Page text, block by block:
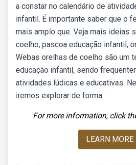
a constar no calendário de
infantil. É importante saber que o
mais amplo que. Veja mais ideias
coelho, pascoa educação infantil,
Webas orelhas de coelho são um
educação infantil, sendo
atividades lúdicas e educativas.
iremos explorar de forma.
For more information, click
LEARN MORE